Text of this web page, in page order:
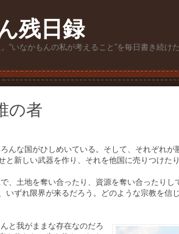
残日録
“いなかもんの私が考えること”を毎日書き続け
の者
んな国がひしめいている。そして、それぞれが
と新しい武器を作り、それを他国に売りつけた
、土地を奪い合ったり、資源を奪い合ったりし
いずれ限界が来るだろう。どのような宗教を信
と我がままな存在なのだろ